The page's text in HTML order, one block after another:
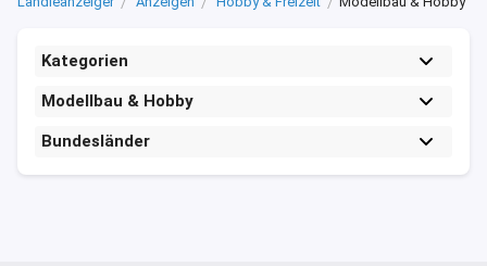
Kategorien
Modellbau & Hobby
Bundesländer